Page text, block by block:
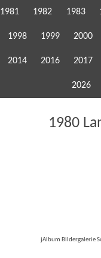
1981 1982 1983
1998 1999 2000
2014 2016 2017
2026
1980
jAlbum Bildergalerie